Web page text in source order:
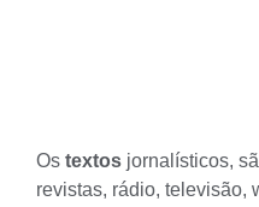
Os textos jornalísticos,
revistas, rádio, televisão,